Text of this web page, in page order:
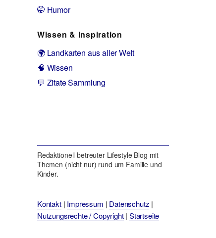
🤭 Humor
Wissen & Inspiration
🌍 Landkarten aus aller Welt
🧠 Wissen
💬 Zitate Sammlung
Redaktionell betreuter Lifestyle Blog mit
Themen (nicht nur) rund um Familie und
Kinder.
Kontakt| Impressum | Datenschutz |
Nutzungsrechte / Copyright| Startseite